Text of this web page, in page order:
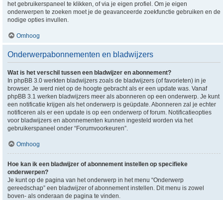
het gebruikerspaneel te klikken, of via je eigen profiel. Om je eigen
onderwerpen te zoeken moet je de geavanceerde zoekfunctie gebruiken en de
nodige opties invullen.
Omhoog
Onderwerpabonnementen en bladwijzers
Wat is het verschil tussen een bladwijzer en abonnement?
In phpBB 3.0 werkten bladwijzers zoals de bladwijzers (of favorieten) in je
browser. Je werd niet op de hoogte gebracht als er een update was. Vanaf
phpBB 3.1 werken bladwijzers meer als abonneren op een onderwerp. Je kunt
een notificatie krijgen als het onderwerp is geüpdate. Abonneren zal je echter
notificeren als er een update is op een onderwerp of forum. Notificatieopties
voor bladwijzers en abonnementen kunnen ingesteld worden via het
gebruikerspaneel onder “Forumvoorkeuren”.
Omhoog
Hoe kan ik een bladwijzer of abonnement instellen op specifieke
onderwerpen?
Je kunt op de pagina van het onderwerp in het menu “Onderwerp
gereedschap” een bladwijzer of abonnement instellen. Dit menu is zowel
boven- als onderaan de pagina te vinden.